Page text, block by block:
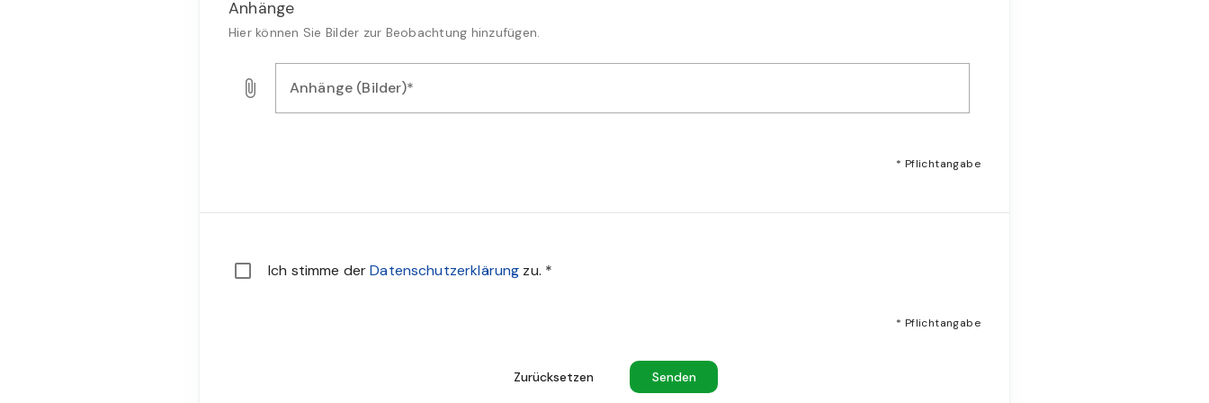
Anhänge
Hier können Sie Bilder zur Beobachtung hinzufügen.
Anhänge (Bilder)*
* Pflichtangabe
Ich stimme derDatenschutzerklärung zu. *
* Pflichtangabe
Zurücksetzen Senden